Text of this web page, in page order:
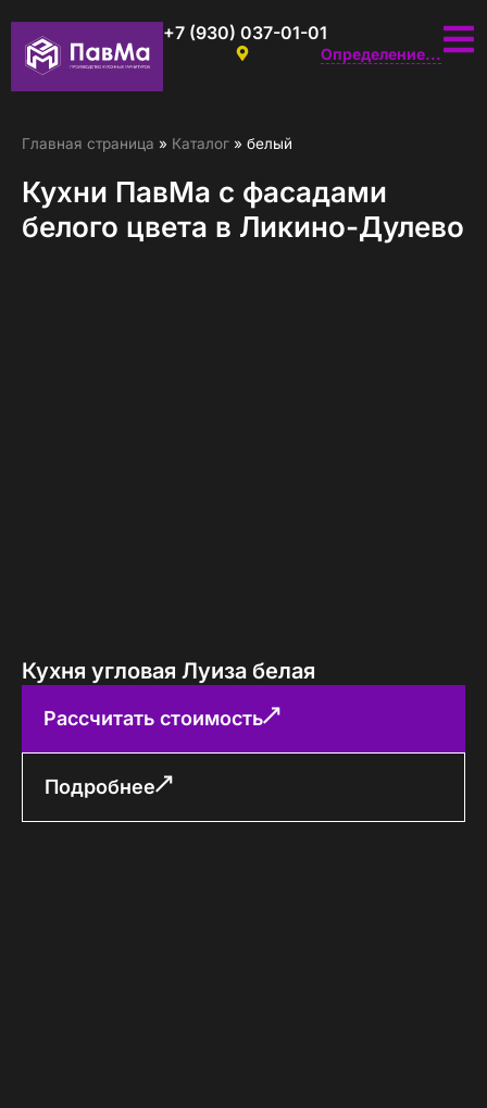
+7 (930) 037-01-01
Определение...
Главная страница » Каталог » белый
Кухни ПавМа с фасадами
белого цвета в Ликино-Дулево
Кухня угловая Луиза белая
Рассчитать стоимость
Подробнее